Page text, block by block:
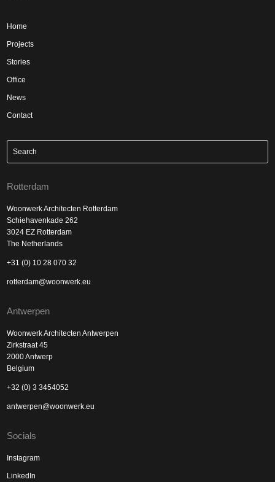
Home
Projects
Stories
Office
News
Contact
Rotterdam
Woonwerk Architecten Rotterdam
Schiehavenkade 262
3024 EZ Rotterdam
The Netherlands
+31 (0) 10 28 070 32
rotterdam@woonwerk.eu
Antwerpen
Woonwerk Architecten Antwerpen
Zirkstraat 45
2000 Antwerp
Belgium
+32 (0) 3 3454052
antwerpen@woonwerk.eu
Socials
Instagram
LinkedIn